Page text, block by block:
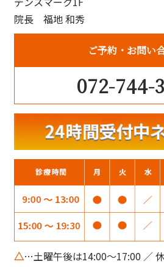
院長 福地 和秀
ご予約 お問い
072-744-
△…土曜午後は14:00～17:00 ／